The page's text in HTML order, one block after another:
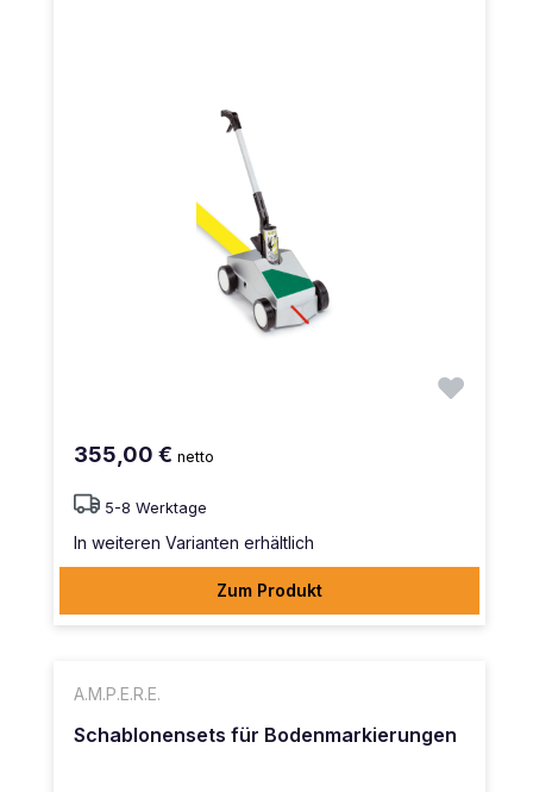
355,00 € netto
5-8 Werktage
In weiteren Varianten erhältlich
Zum Produkt
A.M.P.E.R.E.
Schablonensets für Bodenmarkierungen